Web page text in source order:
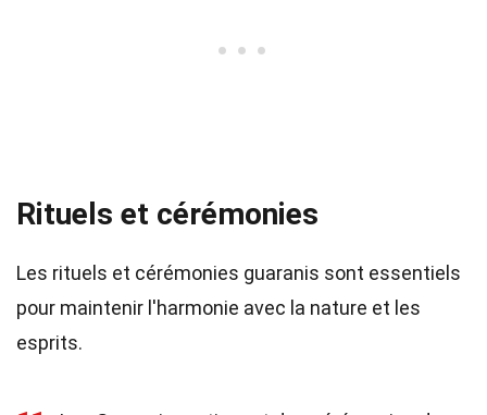
Rituels et cérémonies
Les rituels et cérémonies guaranis sont essentiels
pour maintenir l'harmonie avec la nature et les
esprits.